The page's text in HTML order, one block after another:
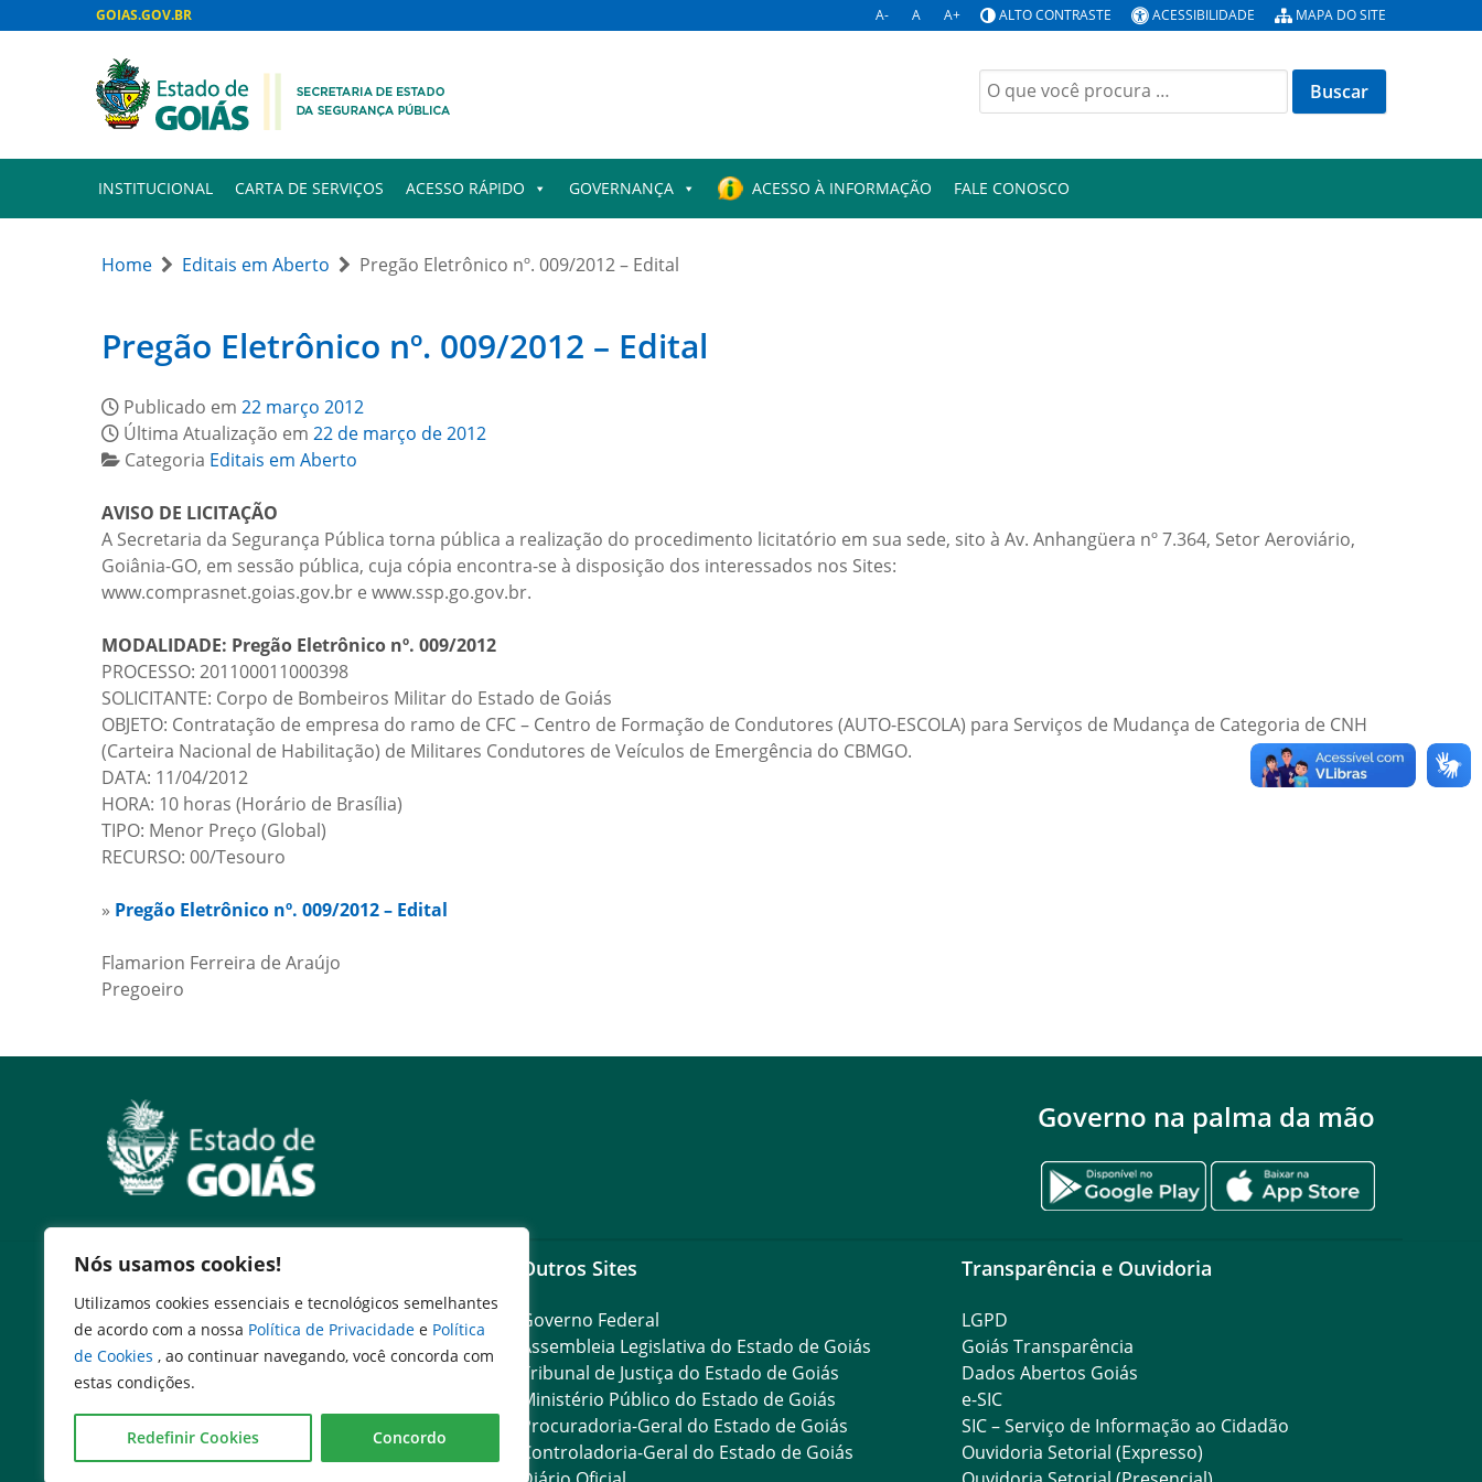
Nós usamos cookies!
Utilizamos cookies essenciais e tecnológicos semelhantes
de acordo com a nossa Política de Privacidade e Política
de Cookies , ao continuar navegando, você concorda com
estas condições.
Redefinir Cookies Concordo
GOIAS.GOV.BR A- A A+ ALTO CONTRASTE ACESSIBILIDADE MAPA DO SITE
Buscar
por:
INSTITUCIONAL CARTA DE SERVIÇOS ACESSO RÁPIDO GOVERNANÇA ACESSO À INFORMAÇÃO FALE CONOSCO
Home Editais em Aberto Pregão Eletrônico nº. 009/2012 – Edital
Pregão Eletrônico nº. 009/2012 – Edital
Publicado em 22 março 2012
Última Atualização em 22 de março de 2012
Categoria Editais em Aberto
AVISO DE LICITAÇÃO
A Secretaria da Segurança Pública torna pública a realização do procedimento licitatório em sua sede, sito à Av. Anhangüera nº 7.364, Setor Aeroviário,
Goiânia-GO, em sessão pública, cuja cópia encontra-se à disposição dos interessados nos Sites:
www.comprasnet.goias.gov.br e www.ssp.go.gov.br.
MODALIDADE: Pregão Eletrônico nº. 009/2012
PROCESSO: 201100011000398
SOLICITANTE: Corpo de Bombeiros Militar do Estado de Goiás
OBJETO: Contratação de empresa do ramo de CFC – Centro de Formação de Condutores (AUTO-ESCOLA) para Serviços de Mudança de Categoria de CNH
(Carteira Nacional de Habilitação) de Militares Condutores de Veículos de Emergência do CBMGO.
DATA: 11/04/2012
HORA: 10 horas (Horário de Brasília)
TIPO: Menor Preço (Global)
RECURSO: 00/Tesouro
» Pregão Eletrônico nº. 009/2012 – Edital
Flamarion Ferreira de Araújo
Pregoeiro
Governo na palma da mão
Serviços
Expresso Goiás
Expresso Aplicações
Expresso Servidor
SEI Governadoria
Cadastro de Autoridades
Outros Sites
Governo Federal
Assembleia Legislativa do Estado de Goiás
Tribunal de Justiça do Estado de Goiás
Ministério Público do Estado de Goiás
Procuradoria-Geral do Estado de Goiás
Controladoria-Geral do Estado de Goiás
Transparência e Ouvidoria
LGPD
Goiás Transparência
Dados Abertos Goiás
e-SIC
SIC – Serviço de Informação ao Cidadão
Ouvidoria Setorial (Expresso)